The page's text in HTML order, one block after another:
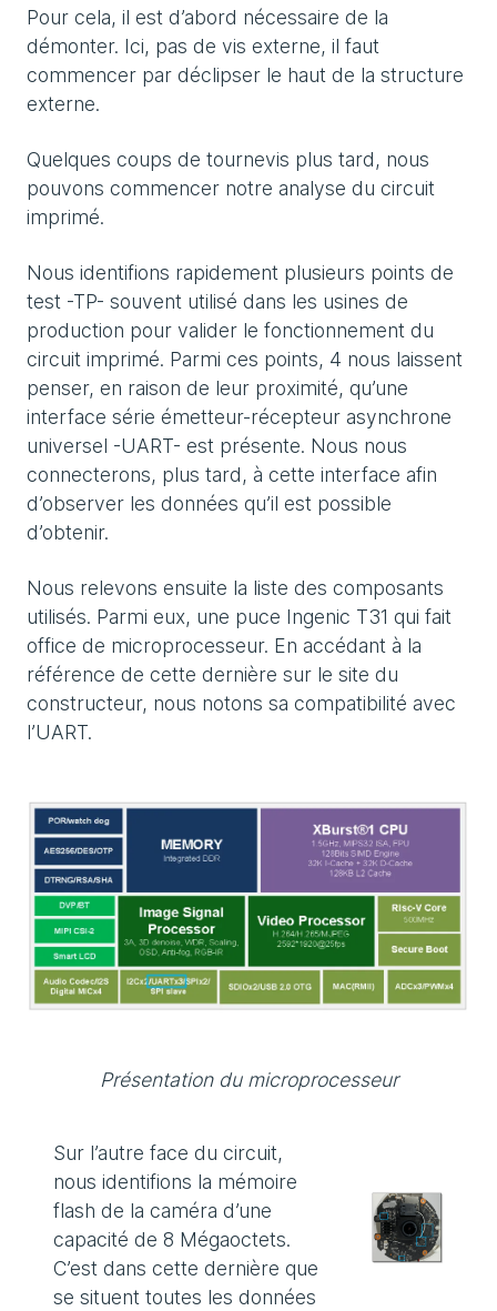
Pour cela, il est d’abord nécessaire de la
démonter. Ici, pas de vis externe, il faut
commencer par déclipser le haut de la structure
externe.
Quelques coups de tournevis plus tard, nous
pouvons commencer notre analyse du circuit
imprimé.
Nous identifions rapidement plusieurs points de
test -TP- souvent utilisé dans les usines de
production pour valider le fonctionnement du
circuit imprimé. Parmi ces points, 4 nous laissent
penser, en raison de leur proximité, qu’une
interface série émetteur-récepteur asynchrone
universel -UART- est présente. Nous nous
connecterons, plus tard, à cette interface afin
d’observer les données qu’il est possible
d’obtenir.
Nous relevons ensuite la liste des composants
utilisés. Parmi eux, une puce Ingenic T31 qui fait
office de microprocesseur. En accédant à la
référence de cette dernière sur le site du
constructeur, nous notons sa compatibilité avec
l’UART.
Présentation du microprocesseur
Sur l’autre face du circuit,
nous identifions la mémoire
flash de la caméra d’une
capacité de 8 Mégaoctets.
C’est dans cette dernière que
se situent toutes les données